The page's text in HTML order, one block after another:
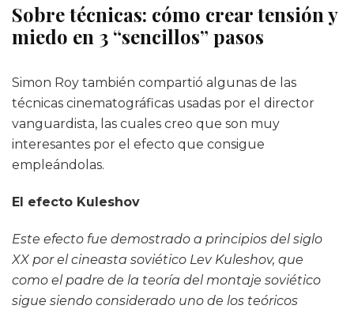
Sobre técnicas: cómo crear tensión y
miedo en 3 “sencillos” pasos
Simon Roy también compartió algunas de las
técnicas cinematográficas usadas por el director
vanguardista, las cuales creo que son muy
interesantes por el efecto que consigue
empleándolas.
El efecto Kuleshov
Este efecto fue demostrado a principios del siglo
XX por el cineasta soviético Lev Kuleshov, que
como el padre de la teoría del montaje soviético
sigue siendo considerado uno de los teóricos